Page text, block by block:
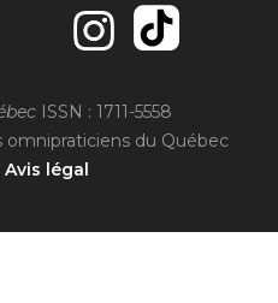
ISSN : 1711-5558
omnipraticiens du Québec
Avis légal